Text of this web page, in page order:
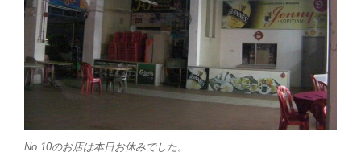
No.10のお店は本日お休みでした。